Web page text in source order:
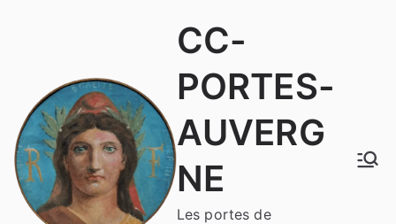
CC-
PORTES-
AUVERG
NE
Les portes de